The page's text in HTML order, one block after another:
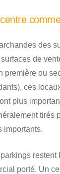
des
de
ou
ces
plus
tirés
importants.
porté. Un